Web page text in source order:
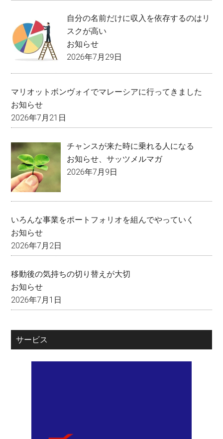
自分の名前だけに収入を依存するのはリ
スクが高い
お知らせ
2026年7月29日
マリオットボンヴォイでマレーシアに行ってきました
お知らせ
2026年7月21日
チャンスが来た時に乗れる人になる
お知らせ、サッツメルマガ
2026年7月9日
いろんな事業をポートフォリオを組んでやっていく
お知らせ
2026年7月2日
移動後の気持ちの切り替えが大切
お知らせ
2026年7月1日
サービス